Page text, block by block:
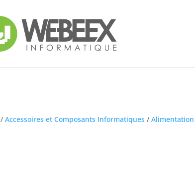
/Accessoires et Composants Informatiques /Alimentation